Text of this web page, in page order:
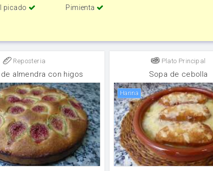
picado
Pimienta
Reposteria
almendra con higos
Plato Principal
Sopa de cebolla
harina